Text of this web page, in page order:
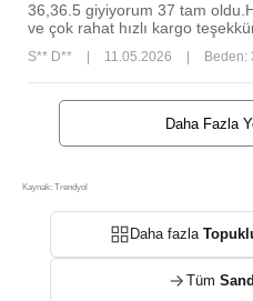
36,36.5 giyiyorum 37 tam
ve çok rahat hızlı kargo
S** D** 11.05.2026 Beden:
Daha Fazla
Kaynak: Trendyol
Daha fazla
Tüm